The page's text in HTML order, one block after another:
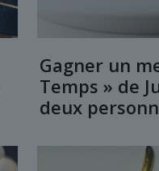
Gagner un
Temps » de
deux